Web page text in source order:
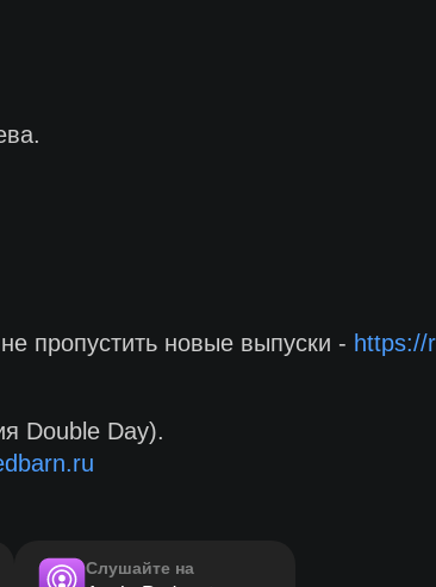
пропустить новые выпуски - https://
Double Day).
Слушайте на